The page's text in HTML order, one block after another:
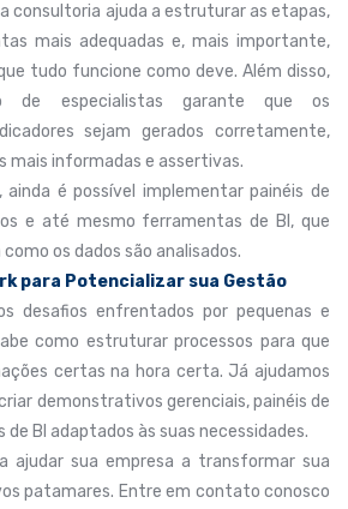
consultoria ajuda a estruturar as etapas,
mais adequadas e, mais importante,
tudo funcione como deve. Além disso,
de especialistas garante que os
sejam gerados corretamente,
mais informadas e assertivas.
é possível implementar painéis de
e até mesmo ferramentas de BI, que
os dados são analisados.
para Potencializar sua Gestão
desafios enfrentados por pequenas e
como estruturar processos para que
certas na hora certa. Já ajudamos
demonstrativos gerenciais, painéis de
BI adaptados às suas necessidades.
ajudar sua empresa a transformar sua
patamares. Entre em contato conosco